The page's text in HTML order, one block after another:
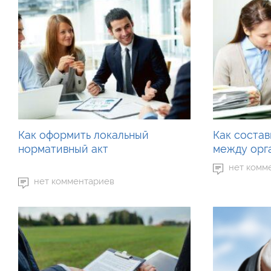
Как оформить локальный
нормативный акт
нет комментариев
Как
между
нет